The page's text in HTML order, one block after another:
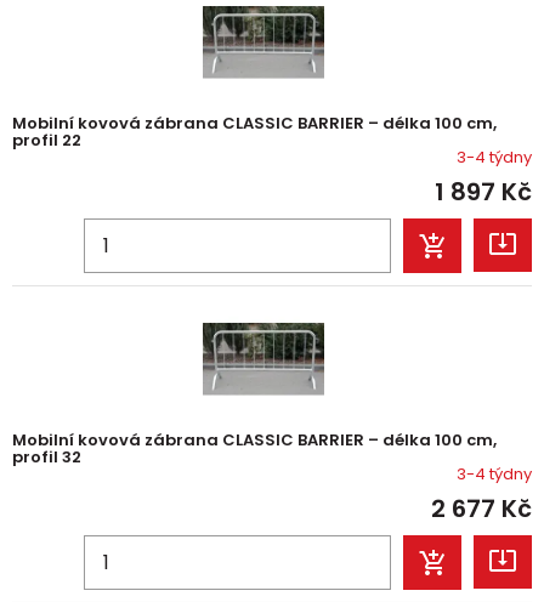
Mobilní kovová zábrana CLASSIC BARRIER – délka 100 cm,
profil 22
3-4 týdny
1 897 Kč
Mobilní kovová zábrana CLASSIC BARRIER – délka 100 cm,
profil 32
3-4 týdny
2 677 Kč